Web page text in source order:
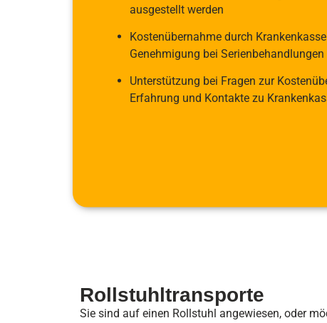
ausgestellt werden
Kostenübernahme durch
Genehmigung bei Serienbehandlungen
Unterstützung bei Fragen zur
Erfahrung und Kontakte zu
Rollstuhltransporte
Sie sind auf einen Rollstuhl angewiesen, oder